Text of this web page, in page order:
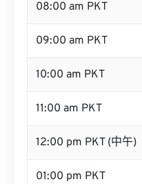
08:00 am PKT
09:00 am PKT
10:00 am PKT
11:00 am PKT
12:00 pm PKT (中午)
01:00 pm PKT